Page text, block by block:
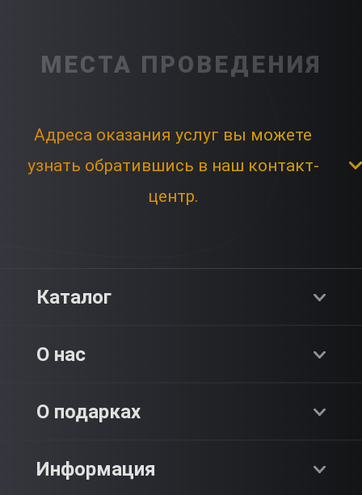
МЕСТА ПРОВЕДЕНИЯ
Адреса оказания услуг вы можете
узнать обратившись в наш контакт-
центр.
Каталог
О нас
О компании
О подарках
Как это работает?
Информация